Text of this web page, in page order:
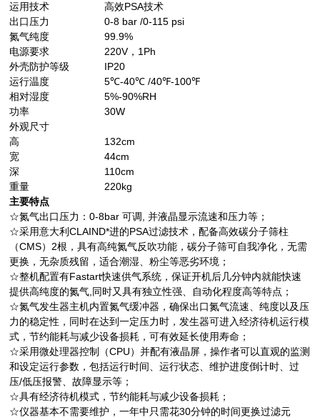
运用技术
出口压力
氮气纯度
电源要求
外壳防护等级
运行温度
相对湿度
功率
外观尺寸
高
宽
深
重量
高效PSA技术
0-8 bar /0-115 psi
99.9%
220V，1Ph
IP20
5℃-40℃ /40℉-100℉
5%-90%RH
30W
132cm
44cm
110cm
220kg
主要特点
☆氮气出口压力：0-8bar 可调, 并液晶显示流速和压力等；
☆采用意大利CLAIND*进的PSA过滤技术，配备高效碳分子筛柱
（CMS）2根，具有高纯氮气反吹功能，碳分子筛可自我净化，无需
更换，无杂质残留，适合潮湿、粉尘等恶劣环境；
☆整机配置有Fastart快速供气系统，保证开机后几分钟内就能快速
提供高纯度的氮气,同时又具有独立性强、自动化程度高等特点；
☆氮气发生器主机内置氮气缓冲器，确保出口氮气流速、纯度以及压
力的稳定性，同时在达到一定压力时，发生器可进入经济待机运行模
式，节约能耗与减少设备损耗，可有效延长使用寿命；
☆采用微处理器控制（CPU）并配有液晶屏，操作者可以直观的监测
和设定运行参数，包括运行时间、运行状态、维护进度倒计时、过
压/低压报警、故障显示等；
☆具有经济待机模式，节约能耗与减少设备损耗；
☆仪器基本不需要维护，一年中只需花30分钟的时间更换过滤元